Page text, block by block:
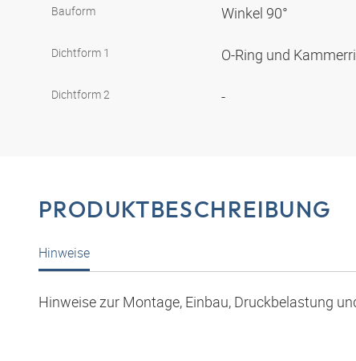
Bauform Winkel 90°
Dichtform 1 O-Ring und
Dichtform 2 -
PRODUKTBESCHREIBUNG
Hinweise
Hinweise zur Montage, Einbau, Druckbelastung